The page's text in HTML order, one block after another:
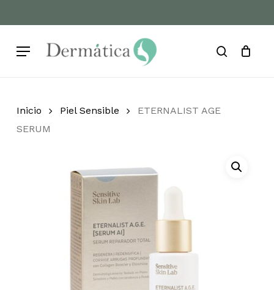
to
content
Menu search
Cart Close
Inicio Piel Sensible
ETERNALIST AGE
SERUM